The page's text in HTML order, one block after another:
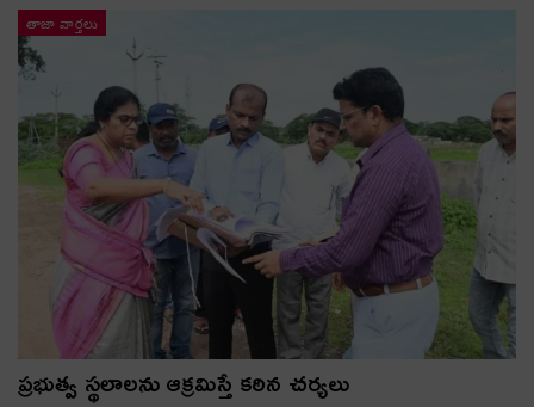
తాజా వార్తలు
ప్రభుత్వ స్థలాలను ఆక్రమిస్తే కఠిన చర్యలు